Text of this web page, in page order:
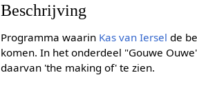
Beschrijving
Programma waarin Kas van Iersel de
komen. In het onderdeel "Gouwe
daarvan 'the making of' te zien.